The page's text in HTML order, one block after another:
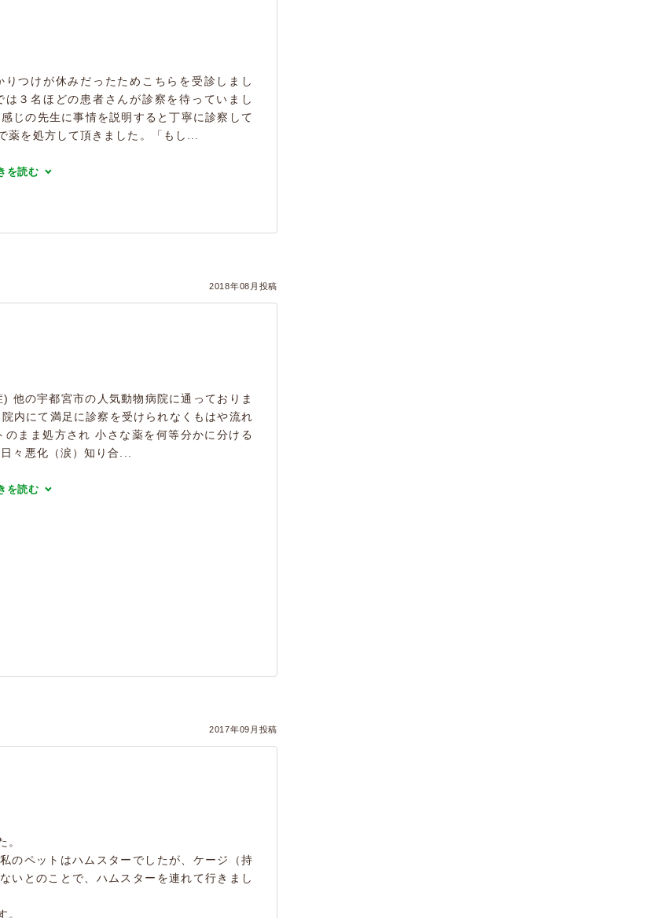
つけが休みだったためこちらを受診しまし
３名ほどの患者さんが診察を待っていまし
じの先生に事情を説明すると丁寧に診察して
薬を処方して頂きました。「もし...
を読む
2018年08月投稿
他の宇都宮市の人気動物病院に通っておりま
内にて満足に診察を受けられなくもはや流れ
まま処方され 小さな薬を何等分かに分ける
々悪化（涙）知り合...
を読む
2017年09月投稿
。
のペットはハムスターでしたが、ケージ（持
いとのことで、ハムスターを連れて行きまし
。